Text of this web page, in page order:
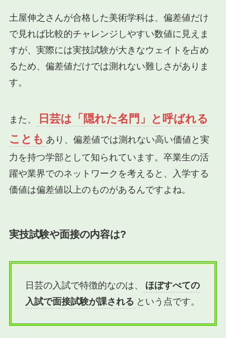
土屋伸之さんが合格した美術学科は、偏差値だけ
で見れば比較的チャレンジしやすい数値に見えま
すが、実際には実技試験が大きなウェイトを占め
るため、偏差値だけでは測れない難しさがありま
す。
また、
日芸は「隠れた名門」と呼ばれる
ことも あり、偏差値では測れない高い価値と実
力を持つ学部として知られています。卒業生の活
躍や業界でのネットワークを考えると、入学する
価値は偏差値以上のものがあるんですよね。
実技試験や面接の内容は?
日芸の入試で特徴的なのは、
ほぼすべての
入試で面接試験が課される という点です。